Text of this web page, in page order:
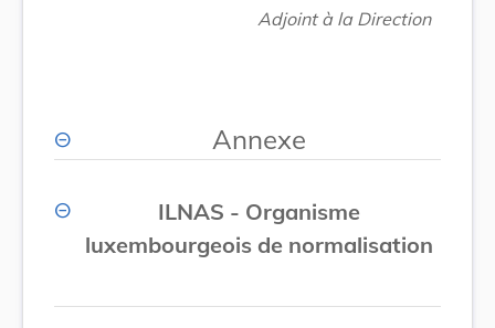
Adjoint à la Direction
Annexe
ILNAS - Organisme
luxembourgeois de normalisation